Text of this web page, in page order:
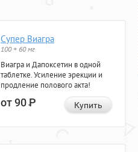
Супер Виагра
100 + 60 мг
Виагра и Дапоксетин в одной
таблетке. Усиление эрекции и
продление полового акта!
от 90Р Купить